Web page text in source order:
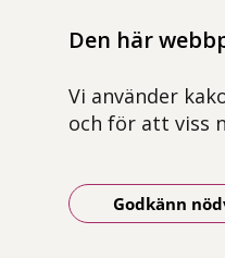
Den här
Vi använder
och för att viss
Godkänn
vid akut